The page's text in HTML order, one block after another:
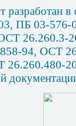
разработан
ПБ 03-
26.260.3-
94, ОСТ